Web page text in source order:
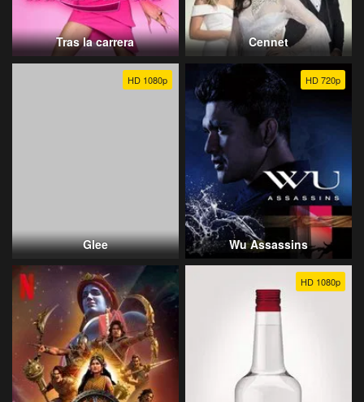
Tras la carrera Cennet
HD 1080p
Glee
HD 720p
Wu Assassins
HD 1080p